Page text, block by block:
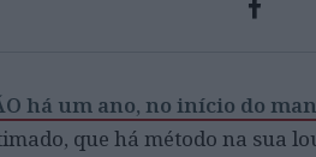
há um ano, no início do
que há método na sua